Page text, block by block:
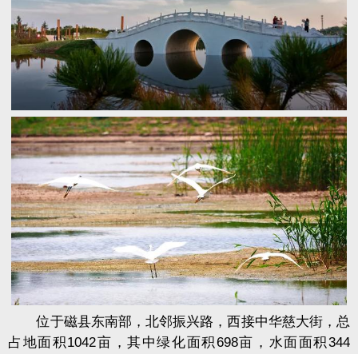
位于磁县东南部，北邻振兴路，西接中华慈大街，总
占地面积1042亩，其中绿化面积698亩，水面面积344